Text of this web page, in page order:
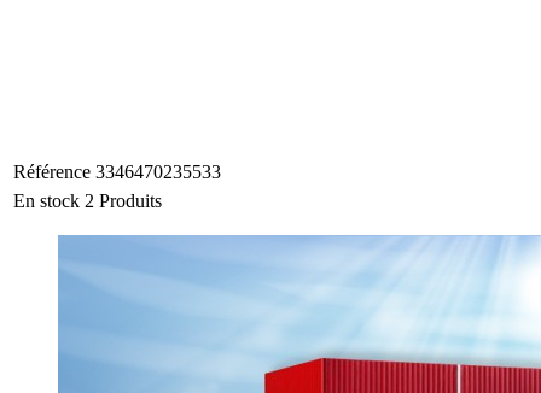
Référence 3346470235533
En stock 2 Produits